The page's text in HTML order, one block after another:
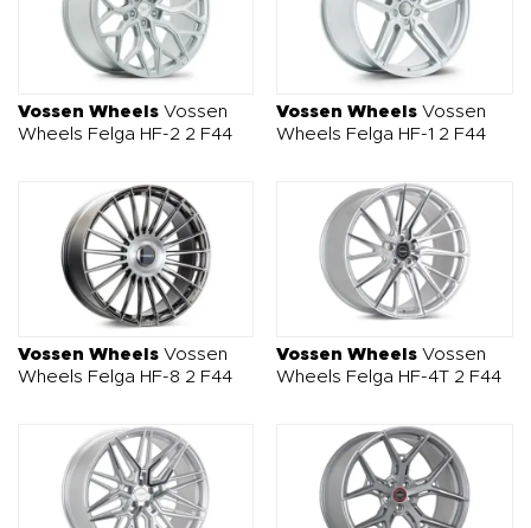
Vossen Wheels Vossen
Wheels Felga HF-2 2 F44
Vossen Wheels Vossen
Wheels Felga HF-1 2 F44
Vossen Wheels Vossen
Wheels Felga HF-8 2 F44
Vossen Wheels Vossen
Wheels Felga HF-4T 2 F44